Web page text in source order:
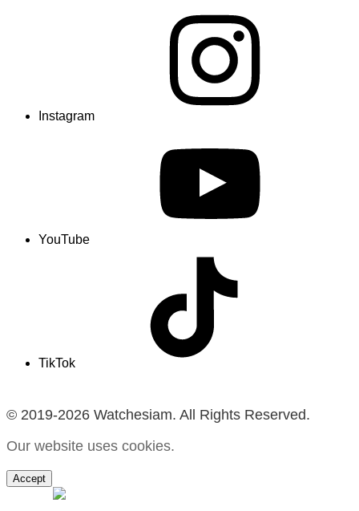
Instagram
YouTube
TikTok
© 2019-2026 Watchesiam. All Rights Reserved.
Our website uses cookies.
Accept